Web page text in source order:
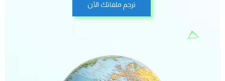
ترجم ملفاتك الآن